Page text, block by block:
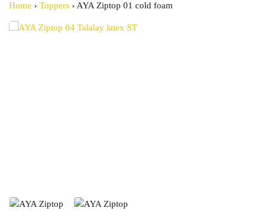
Home › Toppers › AYA Ziptop 01 cold foam